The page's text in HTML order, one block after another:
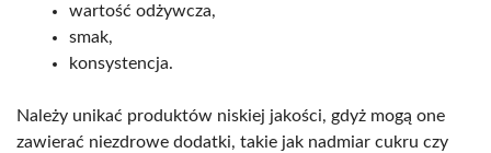
wartość odżywcza,
smak,
konsystencja.
Należy unikać produktów niskiej jakości, gdyż mogą one
zawierać niezdrowe dodatki, takie jak nadmiar cukru czy